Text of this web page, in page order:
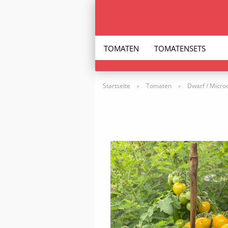
TOMATEN TOMATENSETS
Startseite » Tomaten » Dwarf /